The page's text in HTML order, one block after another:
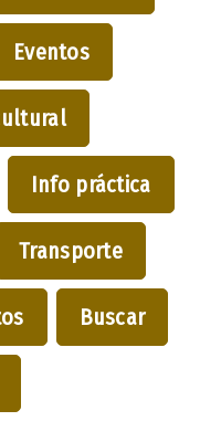
Eventos
Info práctica
Transporte
Buscar